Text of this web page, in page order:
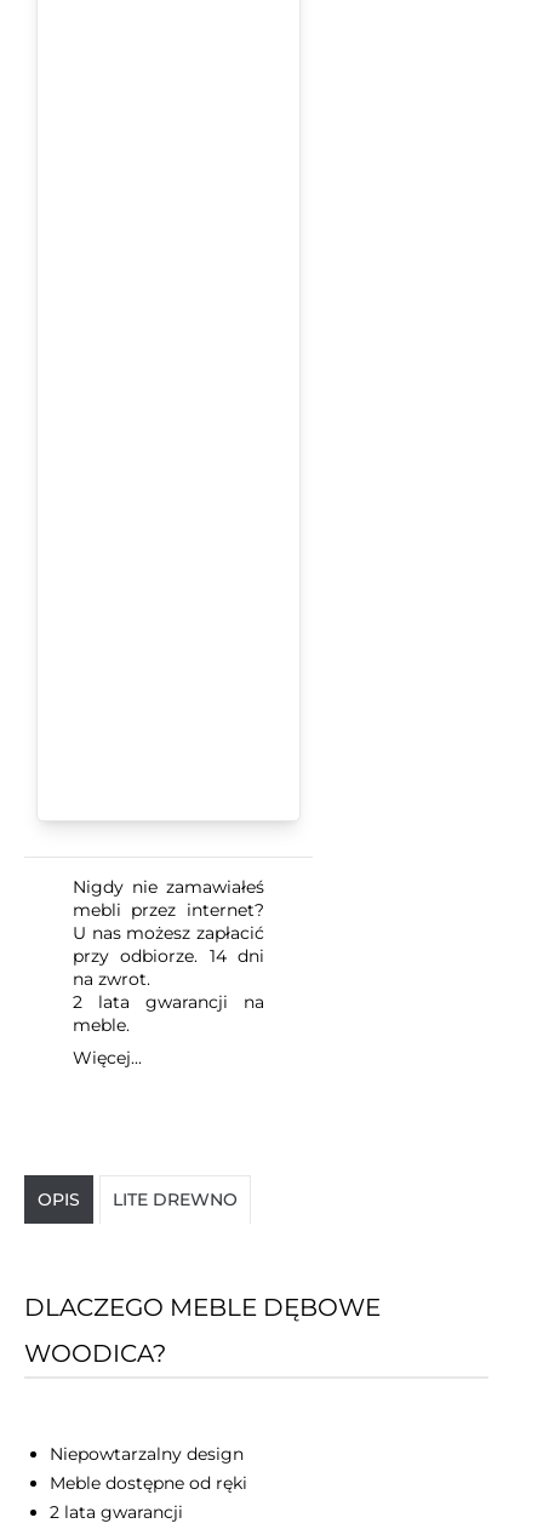
Nigdy nie zamawiałeś
mebli przez internet?
U nas możesz zapłacić
przy odbiorze. 14 dni
na zwrot.
2 lata gwarancji na
meble.
Więcej...
OPIS LITE DREWNO
DLACZEGO MEBLE DĘBOWE
WOODICA?
Niepowtarzalny design
Meble dostępne od ręki
2 lata gwarancji